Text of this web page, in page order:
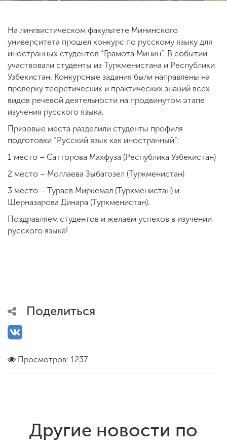
+7 (831) 262-26-20
На лингвистическом факультете Мининского
университета прошел конкурс по русскому языку для
иностранных студентов “Грамота Минин”. В событии
участвовали студенты из Туркменистана и Республики
Узбекистан. Конкурсные задания были направлены на
проверку теоретических и практических знаний всех
видов речевой деятельности на продвинутом этапе
изучения русского языка.
Призовые места разделили студенты профиля
подготовки “Русский язык как иностранный”:
1 место – Сатторова Махфуза (Республика Узбекистан)
2 место – Моллаева Зыбагозел (Туркменистан)
3 место – Тураев Миркемал (Туркменистан) и
Шерназарова Динара (Туркменистан).
Поздравляем студентов и желаем успехов в изучении
русского языка!
Поделиться
Просмотров: 1237
Другие новости по